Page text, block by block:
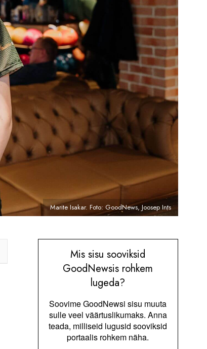
Marite Isakar. Foto: GoodNews, Joosep Ints
Mis sisu sooviksid
GoodNewsis rohkem
lugeda?
Soovime GoodNewsi sisu muuta
sulle veel väärtuslikumaks. Anna
teada, milliseid lugusid sooviksid
portaalis rohkem näha.